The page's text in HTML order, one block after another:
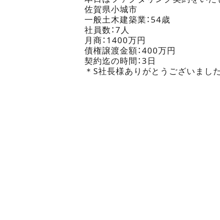
佐賀県小城市
一般土木建築業：54歳
社員数：7人
月商：1400万円
債権譲渡金額：400万円
契約迄の時間：3日
＊S社長様ありがとうございまし